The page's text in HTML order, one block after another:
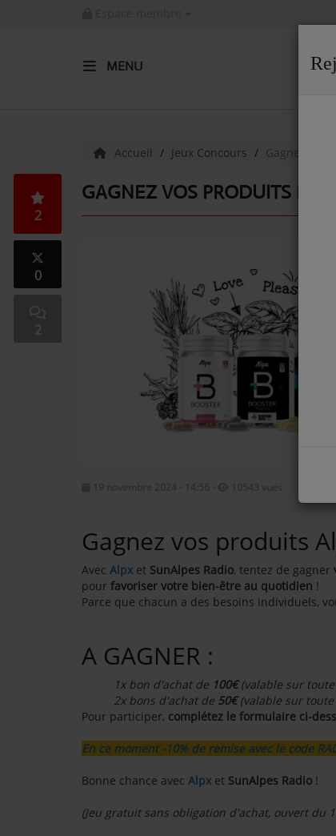
MENU
ACTUALITÉS DE LA RADIO
EMISSIONS
EQUIPE
ARTISTES
TITRES DIFFUSÉS
COMMENT NOUS ÉCOUTER ?
LE T'CHAT DES AUDITEURS
OÙ SOMMES-NOUS ?
MENTIONS LÉGALES
Accueil Jeux Concours Gagnez vos
GAGNEZ VOS PRODUITS
2
0
2
Gagnez vos produits
Avec Alpx et SunAlpes Radio, tentez de gagner
pour favoriser votre bien-être au quotidien !
Parce que chacun a des besoins individuels,
A GAGNER :
1x bon d'achat de 100€(valable sur
2x bons d'achat de 50€(valable sur
Pour participer, complétez le formulaire ci-
En ce moment -10% de remise avec le code
Bonne chance avec Alpx et SunAlpes Radio !
(Jeu gratuit sans obligation d'achat, ouvert du